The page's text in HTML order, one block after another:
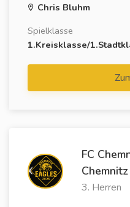
Chris Bluhm
Spielklasse
1.Kreisklasse/
FC
3. Herren